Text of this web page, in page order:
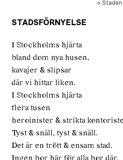
→ Staden
STADSFÖRNYELSE
I Stockholms hjärta
bland dom nya husen,
kavajer & slipsar
där vi hittar liken.
I Stockholms hjärta
flera tusen
heroinister & strikta
Tyst & snäll, tyst & snäll.
Det är en trött & ensam stad.
Ingen bor här för alla bor där.